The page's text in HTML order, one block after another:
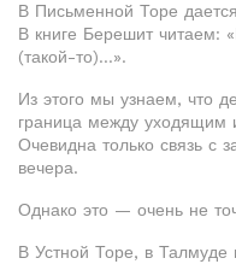
В Письменной Торе
В книге Берешит читаем:
(такой-то)…».
Из этого мы узнаем, что
граница между
Очевидна только связь с
вечера.
Однако это — очень не
В Устной Торе, в Талмуде